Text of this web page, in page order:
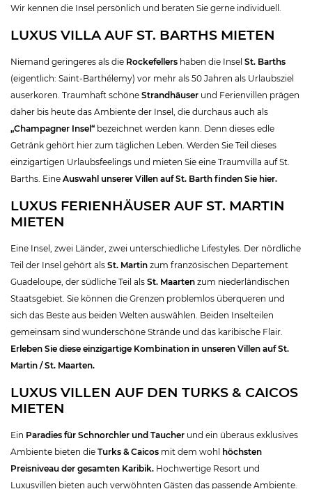
Wir kennen die Insel persönlich und beraten Sie gerne individuell.
LUXUS VILLA AUF ST. BARTHS MIETEN
Niemand geringeres als die Rockefellers haben die Insel St. Barths
(eigentlich: Saint-Barthélemy) vor mehr als 50 Jahren als Urlaubsziel
auserkoren. Traumhaft schöne Strandhäuser und Ferienvillen prägen
daher bis heute das Ambiente der Insel, die durchaus auch als
„Champagner Insel“ bezeichnet werden kann. Denn dieses edle
Getränk gehört hier zum täglichen Leben. Werden Sie Teil dieses
einzigartigen Urlaubsfeelings und mieten Sie eine Traumvilla auf St.
Barths. Eine Auswahl unserer Villen auf St. Barth finden Sie hier.
LUXUS FERIENHÄUSER AUF ST. MARTIN
MIETEN
Eine Insel, zwei Länder, zwei unterschiedliche Lifestyles. Der nördliche
Teil der Insel gehört als St. Martin zum französischen Departement
Guadeloupe, der südliche Teil als St. Maarten zum niederländischen
Staatsgebiet. Sie können die Grenzen problemlos überqueren und
sich das Beste aus beiden Welten auswählen. Beiden Inselteilen
gemeinsam sind wunderschöne Strände und das karibische Flair.
Erleben Sie diese einzigartige Kombination in unseren Villen auf St.
Martin / St. Maarten.
LUXUS VILLEN AUF DEN TURKS & CAICOS
MIETEN
Ein Paradies für Schnorchler und Taucher und ein überaus exklusives
Ambiente bieten die Turks & Caicos mit dem wohl höchsten
Preisniveau der gesamten Karibik. Hochwertige Resort und
Luxusvillen bieten auch verwöhnten Gästen das passende Ambiente.